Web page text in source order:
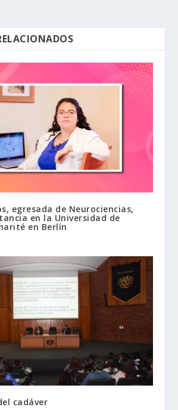
egresada de Neurociencias,
en la Universidad de
en Berlín
cadáver